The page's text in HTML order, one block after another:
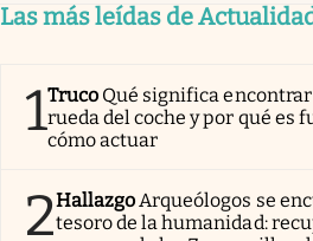
Las más leídas de
1Truco Qué significa
rueda del coche y por qué es
cómo actuar
2Hallazgo Arqueólogos se
tesoro de la humanidad: